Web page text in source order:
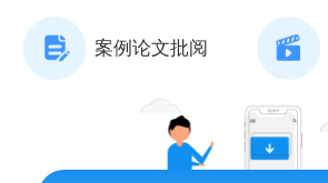
案例论文批阅